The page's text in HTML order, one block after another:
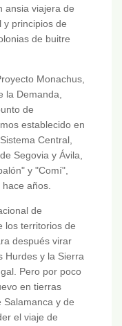
ansia viajera de
y principios de
de buitre
Monachus,
la Demanda,
de
establecido en
Central,
Segovia y Ávila,
y "Comí",
años.
de
los territorios de
después virar
Hurdes y la Sierra
Pero por poco
en tierras
Salamanca y de
el viaje de